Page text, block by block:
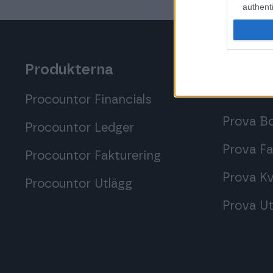
Produkterna
Procountor Financials
Procountor Ledger
Procountor Fakturering
Procountor Utlägg
Prova
Prova
Prova
Prova